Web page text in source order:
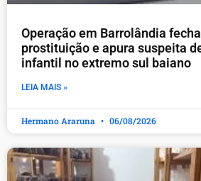
Operação em Barrolândia
prostituição e apura suspeita
infantil no extremo sul baiano
LEIA MAIS »
Hermano Araruna 06/08/2026